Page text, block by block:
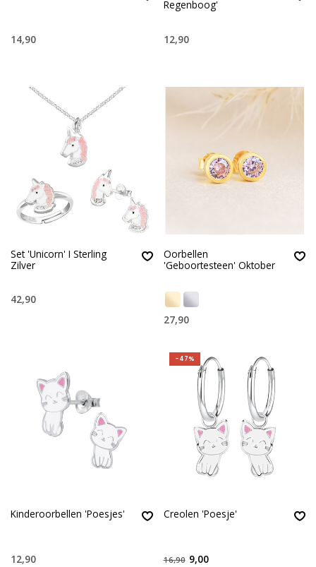
14,90
Regenboog'
12,90
Set 'Unicorn' I Sterling
Zilver
42,90
Oorbellen
'Geboortesteen' Oktober
27,90
Kinderoorbellen 'Poesjes'
12,90
-47%
Creolen 'Poesje'
16,90 9,00